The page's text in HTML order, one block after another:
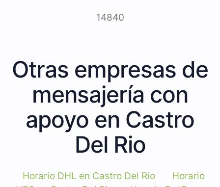
14840
Otras empresas de
mensajería con
apoyo en Castro
Del Rio
Horario DHL en Castro Del Rio
Horario